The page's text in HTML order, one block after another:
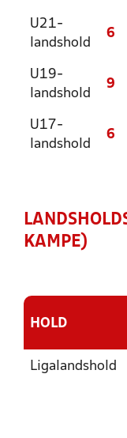
U21-
landshold
6
U19-
landshold
9
U17-
landshold
6
KAMPE)
HOLD
Ligalandshold